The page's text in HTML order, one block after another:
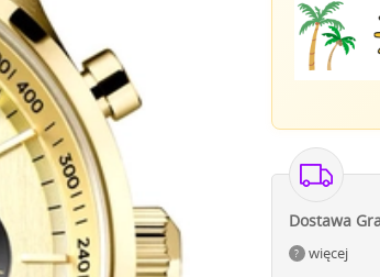
Dostawa
więcej